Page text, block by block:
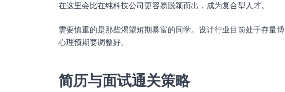
在这里会比在纯科技公司更容易脱颖而出，成为复合型人才。
需要慎重的是那些渴望短期暴富的同学。设计行业目前处于存量
心理预期要调整好。
简历与面试通关策略